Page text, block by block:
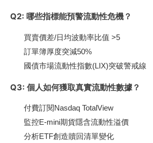
Q2: 哪些指標能預警流動性危機？
買賣價差/日均波動率比值 >5
訂單簿厚度突減50%
國債市場流動性指數(LIX)突破警戒線
Q3: 個人如何獲取真實流動性數據？
付費訂閱Nasdaq TotalView
監控E-mini期貨隱含流動性溢價
分析ETF創造贖回清單變化